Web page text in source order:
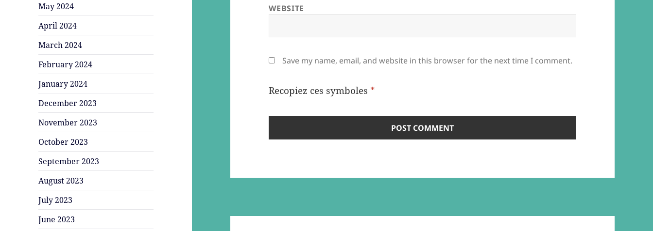
May 2024
April 2024
March 2024
February 2024
January 2024
December 2023
November 2023
October 2023
September 2023
August 2023
July 2023
June 2023
WEBSITE
Save my name, email, and website in this browser for the next time I comment.
Recopiez ces symboles *